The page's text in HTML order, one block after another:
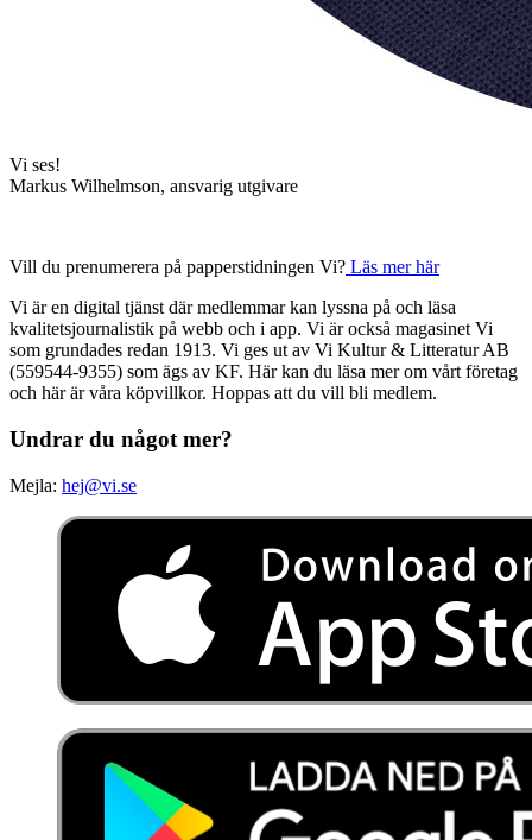
Vi ses!
Markus Wilhelmson, ansvarig utgivare
Vill du prenumerera på papperstidningen Vi? Läs mer här
Vi är en digital tjänst där medlemmar kan lyssna på och läsa
kvalitetsjournalistik på webb och i app. Vi är också magasinet Vi
som grundades redan 1913. Vi ges ut av Vi Kultur & Litteratur AB
(559544-9355) som ägs av KF. Här kan du läsa mer om vårt företag
och här är våra köpvillkor. Hoppas att du vill bli medlem.
Undrar du något mer?
Mejla: hej@vi.se